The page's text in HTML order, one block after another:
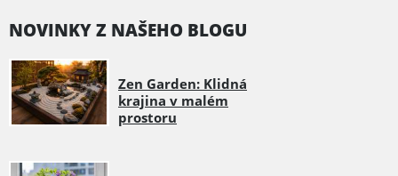
NOVINKY Z NAŠEHO BLOGU
Zen Garden: Klidná
krajina v malém
prostoru